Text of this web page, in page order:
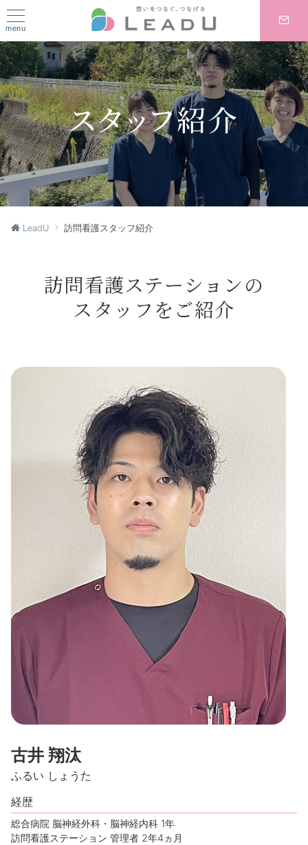
menu
LeadU 訪問看護スタッフ紹介
訪問看護ステーションの
スタッフをご紹介
古井 翔汰
ふるい しょうた
経歴
総合病院 脳神経外科・脳神経内科 1年
訪問看護ステーション 管理者 2年4ヵ月